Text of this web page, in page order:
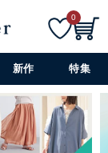
詳細検索+
0
新作 特集